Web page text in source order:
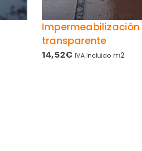
Impermeabilización
transparente
14,52€ IVA Incluido m2